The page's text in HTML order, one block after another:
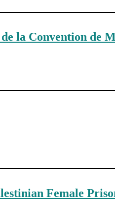
la Convention de
Female